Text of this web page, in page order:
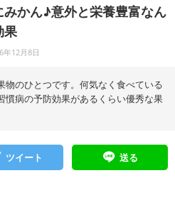
かん♪意外と栄養豊富なん
果
年12月8日
物のひとつです。何気なく食べている
慣病の予防効果があるくらい優秀な果
ツイート 送る